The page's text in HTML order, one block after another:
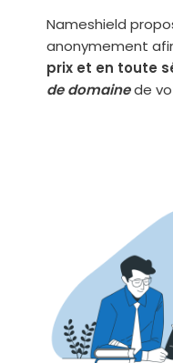
Nameshield
ano­ny­me­ment
prix et en toute
de domainede